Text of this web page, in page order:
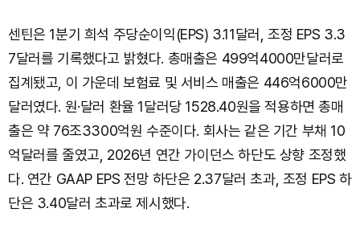
센틴은 1분기 희석 주당순이익(EPS) 3.11달러, 조정 EPS 3.3
7달러를 기록했다고 밝혔다. 총매출은 499억4000만달러로
집계됐고, 이 가운데 보험료 및 서비스 매출은 446억6000만
달러였다. 원·달러 환율 1달러당 1528.40원을 적용하면 총매
출은 약 76조3300억원 수준이다. 회사는 같은 기간 부채 10
억달러를 줄였고, 2026년 연간 가이던스 하단도 상향 조정했
다. 연간 GAAP EPS 전망 하단은 2.37달러 초과, 조정 EPS 하
단은 3.40달러 초과로 제시했다.